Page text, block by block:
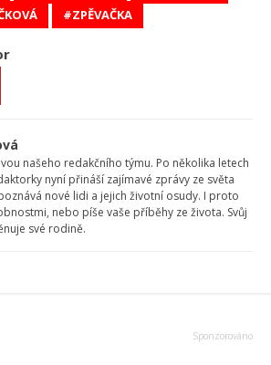
ZPĚVAČKA
našeho redakčního týmu. Po několika letech
nyní přináší zajímavé zprávy ze světa
nové lidi a jejich životní osudy. I proto
nebo píše vaše příběhy ze života. Svůj
své rodině.